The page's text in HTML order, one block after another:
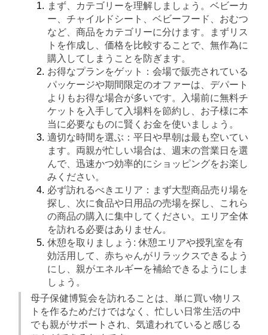
まず、カテゴリーを理解しましょう。ベビーカ
ー、チャイルドシート、ベビーフード、おむつ
など、商品をカテゴリーに分けます。まずリス
トを作成し、価格を比較することで、無作為に
購入してしまうことを防ぎます。
お得なプランをゲット：会場で販売されている
パッケージや期間限定のオファーは、デパート
よりもお得な場合が多いです。入場前に無料チ
ケットを入手して入場料を節約し、お子様に本
当に必要なものに賢くお金を使いましょう。
適切な時間を選ぶ：平日や早朝は最も空いてい
ます。両親が忙しい場合は、週末の営業日を選
んで、迅速かつ効率的にショッピングをお楽し
みください。
必ず訪れるべきエリア：まず大型商品売り場を
探し、次に食品や日用品の売場を探し、これら
の商品の購入に集中してください。エリア全体
を訪れる必要はありません。
休憩を取りましょう: 休憩エリアや授乳室を有
効活用して、赤ちゃんがリラックスできるよう
にし、親がエネルギーを補給できるようにしま
しょう。
母子保健博覧会を訪れることは、単に買い物リス
トを作るためだけではなく、忙しい日常生活の中
でも親がサポートされ、気遣われていると感じる